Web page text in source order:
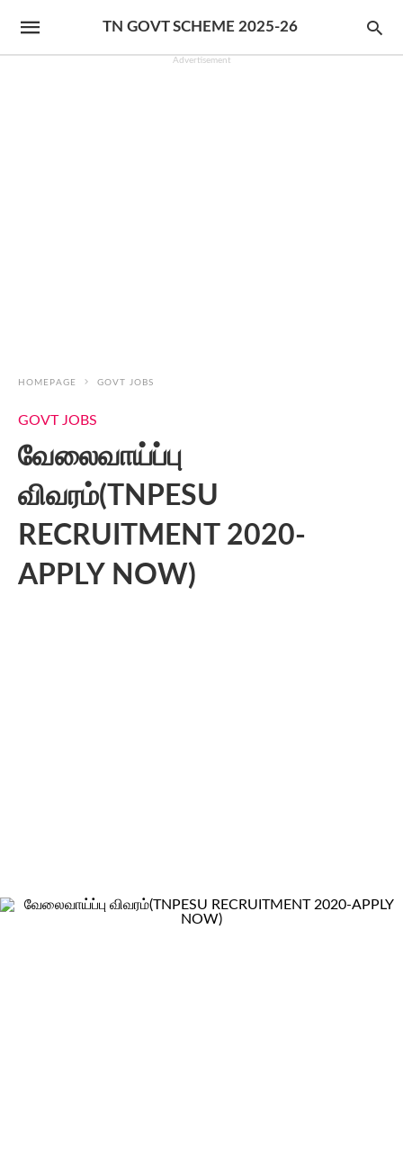
TN GOVT SCHEME 2025-26
Advertisement
HOMEPAGE GOVT JOBS
GOVT JOBS
வேலைவாய்ப்பு
விவரம்(TNPESU
RECRUITMENT 2020-
APPLY NOW)